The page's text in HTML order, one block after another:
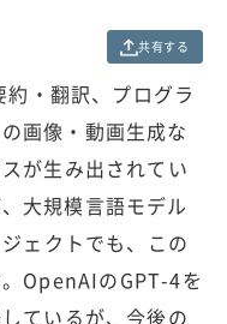
共有する
・翻訳、プログラ
画像・動画生成な
が生み出されてい
大規模言語モデル
ェクトでも、この
OpenAIのGPT-4を
ているが、今後の